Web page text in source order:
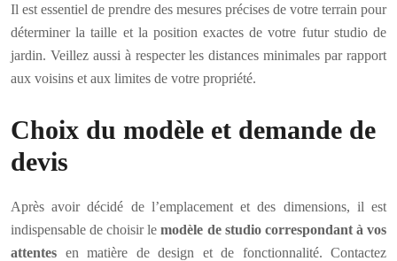
Il est essentiel de prendre des mesures précises de votre terrain pour
déterminer la taille et la position exactes de votre futur studio de
jardin. Veillez aussi à respecter les distances minimales par rapport
aux voisins et aux limites de votre propriété.
Choix du modèle et demande de
devis
Après avoir décidé de l’emplacement et des dimensions, il est
indispensable de choisir lemodèle de studio correspondant à vos
attentes en matière de design et de fonctionnalité. Contactez